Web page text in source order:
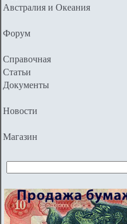
Австралия и Океания
Форум
Справочная
Статьи
Документы
Новости
Магазин